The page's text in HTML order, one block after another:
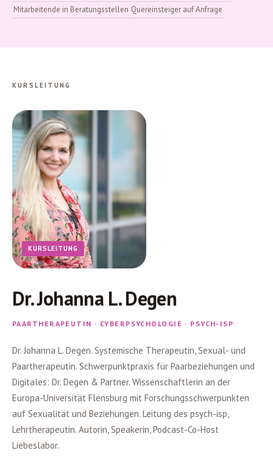
Mitarbeitende in Beratungsstellen Quereinsteiger auf Anfrage
KURSLEITUNG
KURSLEITUNG
Dr. Johanna L. Degen
PAARTHERAPEUTIN · CYBERPSYCHOLOGIE · PSYCH-ISP
Dr. Johanna L. Degen. Systemische Therapeutin, Sexual- und
Paartherapeutin. Schwerpunktpraxis für Paarbeziehungen und
Digitales: Dr. Degen & Partner. Wissenschaftlerin an der
Europa-Universität Flensburg mit Forschungsschwerpunkten
auf Sexualität und Beziehungen. Leitung des psych-isp,
Lehrtherapeutin. Autorin, Speakerin, Podcast-Co-Host
Liebeslabor.